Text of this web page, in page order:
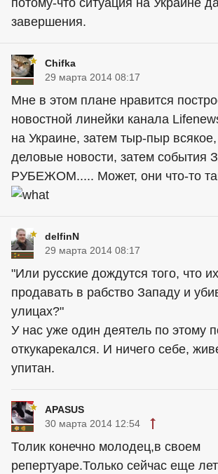
завершения.
Chifka
29 марта 2014 08:17
Мне в этом плане нравится
новостной линейки канала
на Украине, затем тыр-пыр
деловые новости, затем события
РУБЕЖОМ..... Может, они что-то
delfinN
29 марта 2014 08:17
"Или русские дождутся того, что
продавать в рабство Западу и
улицах?"
У нас уже один деятель по этому
откукарекался. И ничего себе,
упитан.
APASUS
30 марта 2014 12:54
Толик конечно молодец,в своем
репертуаре.Только сейчас еще